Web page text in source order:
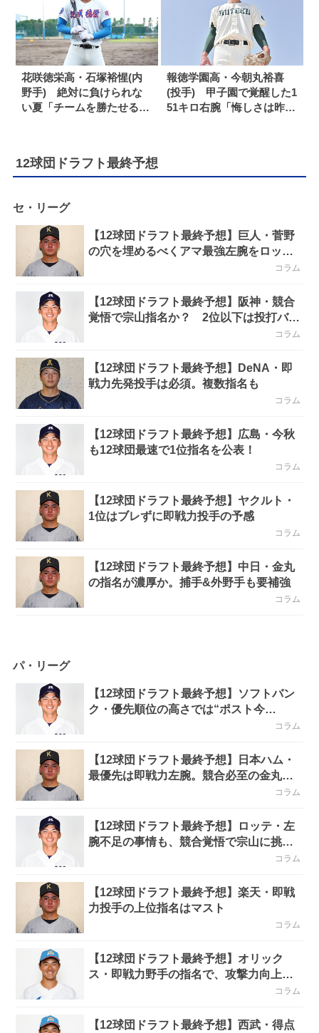
花咲徳栄高・石塚裕惺(内
野手) 絶対に負けられな
い夏「チームを勝たせる選
報徳学園高・今朝丸裕喜
(投手) 甲子園で覚醒した1
51キロ右腕「悔しさは昨年
12球団ドラフト最終予想
セ・リーグ
【12球団ドラフト最終予想】巨人・菅野
の穴を埋めるべくアマ最強左腕をロック
コラム
【12球団ドラフト最終予想】阪神・競合
覚悟で宗山指名か？ 2位以下は投打バラ
コラム
【12球団ドラフト最終予想】DeNA・即
戦力先発投手は必須。複数指名も
コラム
【12球団ドラフト最終予想】広島・今秋
も12球団最速で1位指名を公表！
コラム
【12球団ドラフト最終予想】ヤクルト・
1位はブレずに即戦力投手の予感
コラム
【12球団ドラフト最終予想】中日・金丸
の指名が濃厚か。捕手&外野手も要補強
コラム
パ・リーグ
【12球団ドラフト最終予想】ソフトバン
ク・優先順位の高さでは“ポスト今
コラム
【12球団ドラフト最終予想】日本ハム・
最優先は即戦力左腕。競合必至の金丸
コラム
【12球団ドラフト最終予想】ロッテ・左
腕不足の事情も、競合覚悟で宗山に挑戦
コラム
【12球団ドラフト最終予想】楽天・即戦
力投手の上位指名はマスト
コラム
【12球団ドラフト最終予想】オリック
ス・即戦力野手の指名で、攻撃力向上に
コラム
【12球団ドラフト最終予想】西武・得点